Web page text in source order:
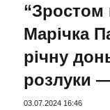
“Зростом
Марічка
річну
розлуки
03.07.2024 16:46